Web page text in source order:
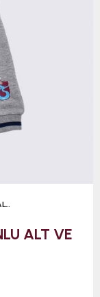
EŞOFMAN TAKIMI KAPÜŞONLU ALT VE ÜST LOGO BASKILI
ALT VE